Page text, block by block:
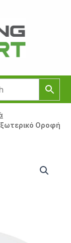
Οροφή